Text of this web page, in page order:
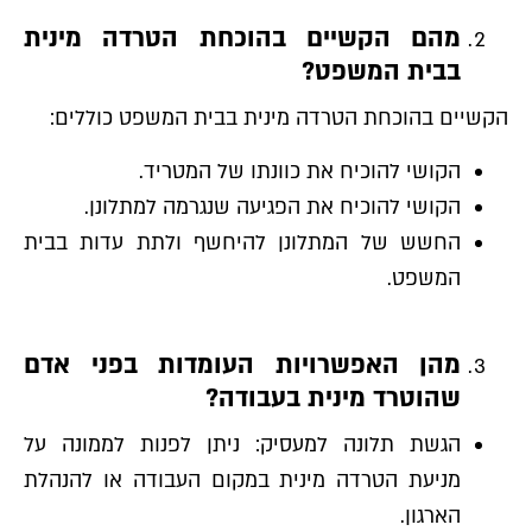
מהם הקשיים בהוכחת הטרדה מינית
בבית המשפט?
הקשיים בהוכחת הטרדה מינית בבית המשפט כוללים:
הקושי להוכיח את כוונתו של המטריד.
הקושי להוכיח את הפגיעה שנגרמה למתלונן.
החשש של המתלונן להיחשף ולתת עדות בבית
המשפט.
מהן האפשרויות העומדות בפני אדם
שהוטרד מינית בעבודה?
הגשת תלונה למעסיק: ניתן לפנות לממונה על
מניעת הטרדה מינית במקום העבודה או להנהלת
הארגון.